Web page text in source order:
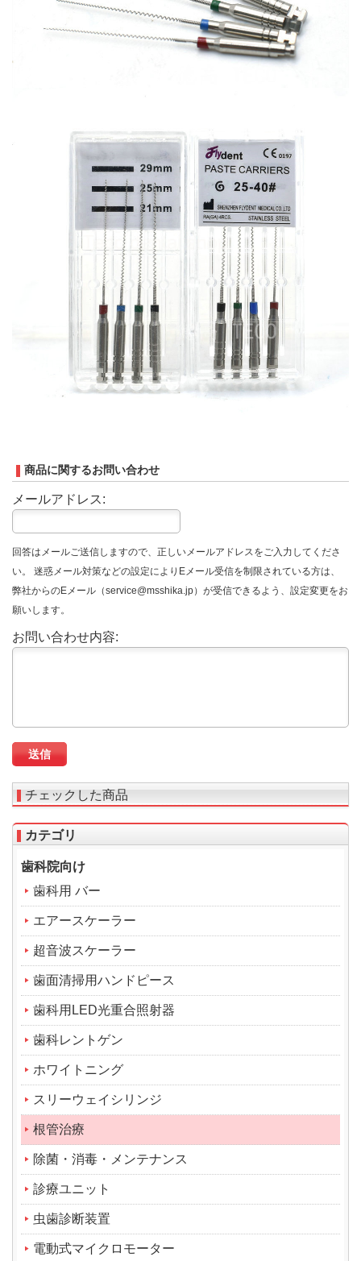
商品に関するお問い合わせ
メールアドレス:
回答はメールご送信しますので、正しいメールアドレスをご入力してくださ
い。 迷惑メール対策などの設定によりEメール受信を制限されている方は、
弊社からのEメール（service@msshika.jp）が受信できるよう、設定変更をお
願いします。
お問い合わせ内容:
チェックした商品
カテゴリ
歯科院向け
歯科用 バー
エアースケーラー
超音波スケーラー
歯面清掃用ハンドピース
歯科用LED光重合照射器
歯科レントゲン
ホワイトニング
スリーウェイシリンジ
根管治療
除菌・消毒・メンテナンス
診療ユニット
虫歯診断装置
電動式マイクロモーター